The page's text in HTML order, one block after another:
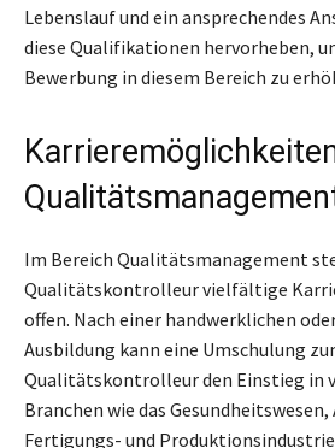
Lebenslauf und ein ansprechendes
diese Qualifikationen hervorheben,
Bewerbung in diesem Bereich zu
Im Bereich Qualitätsmanagement
Qualitätskontrolleur vielfältige
offen. Nach einer handwerklichen
Ausbildung kann eine Umschulung
Qualitätskontrolleur den Einstieg in
Branchen wie das
Fertigungs- und